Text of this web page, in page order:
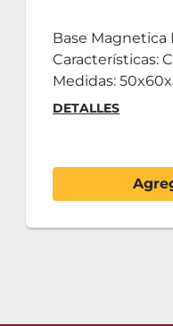
Base Magnetica
Características:
Medidas:
DETALLES